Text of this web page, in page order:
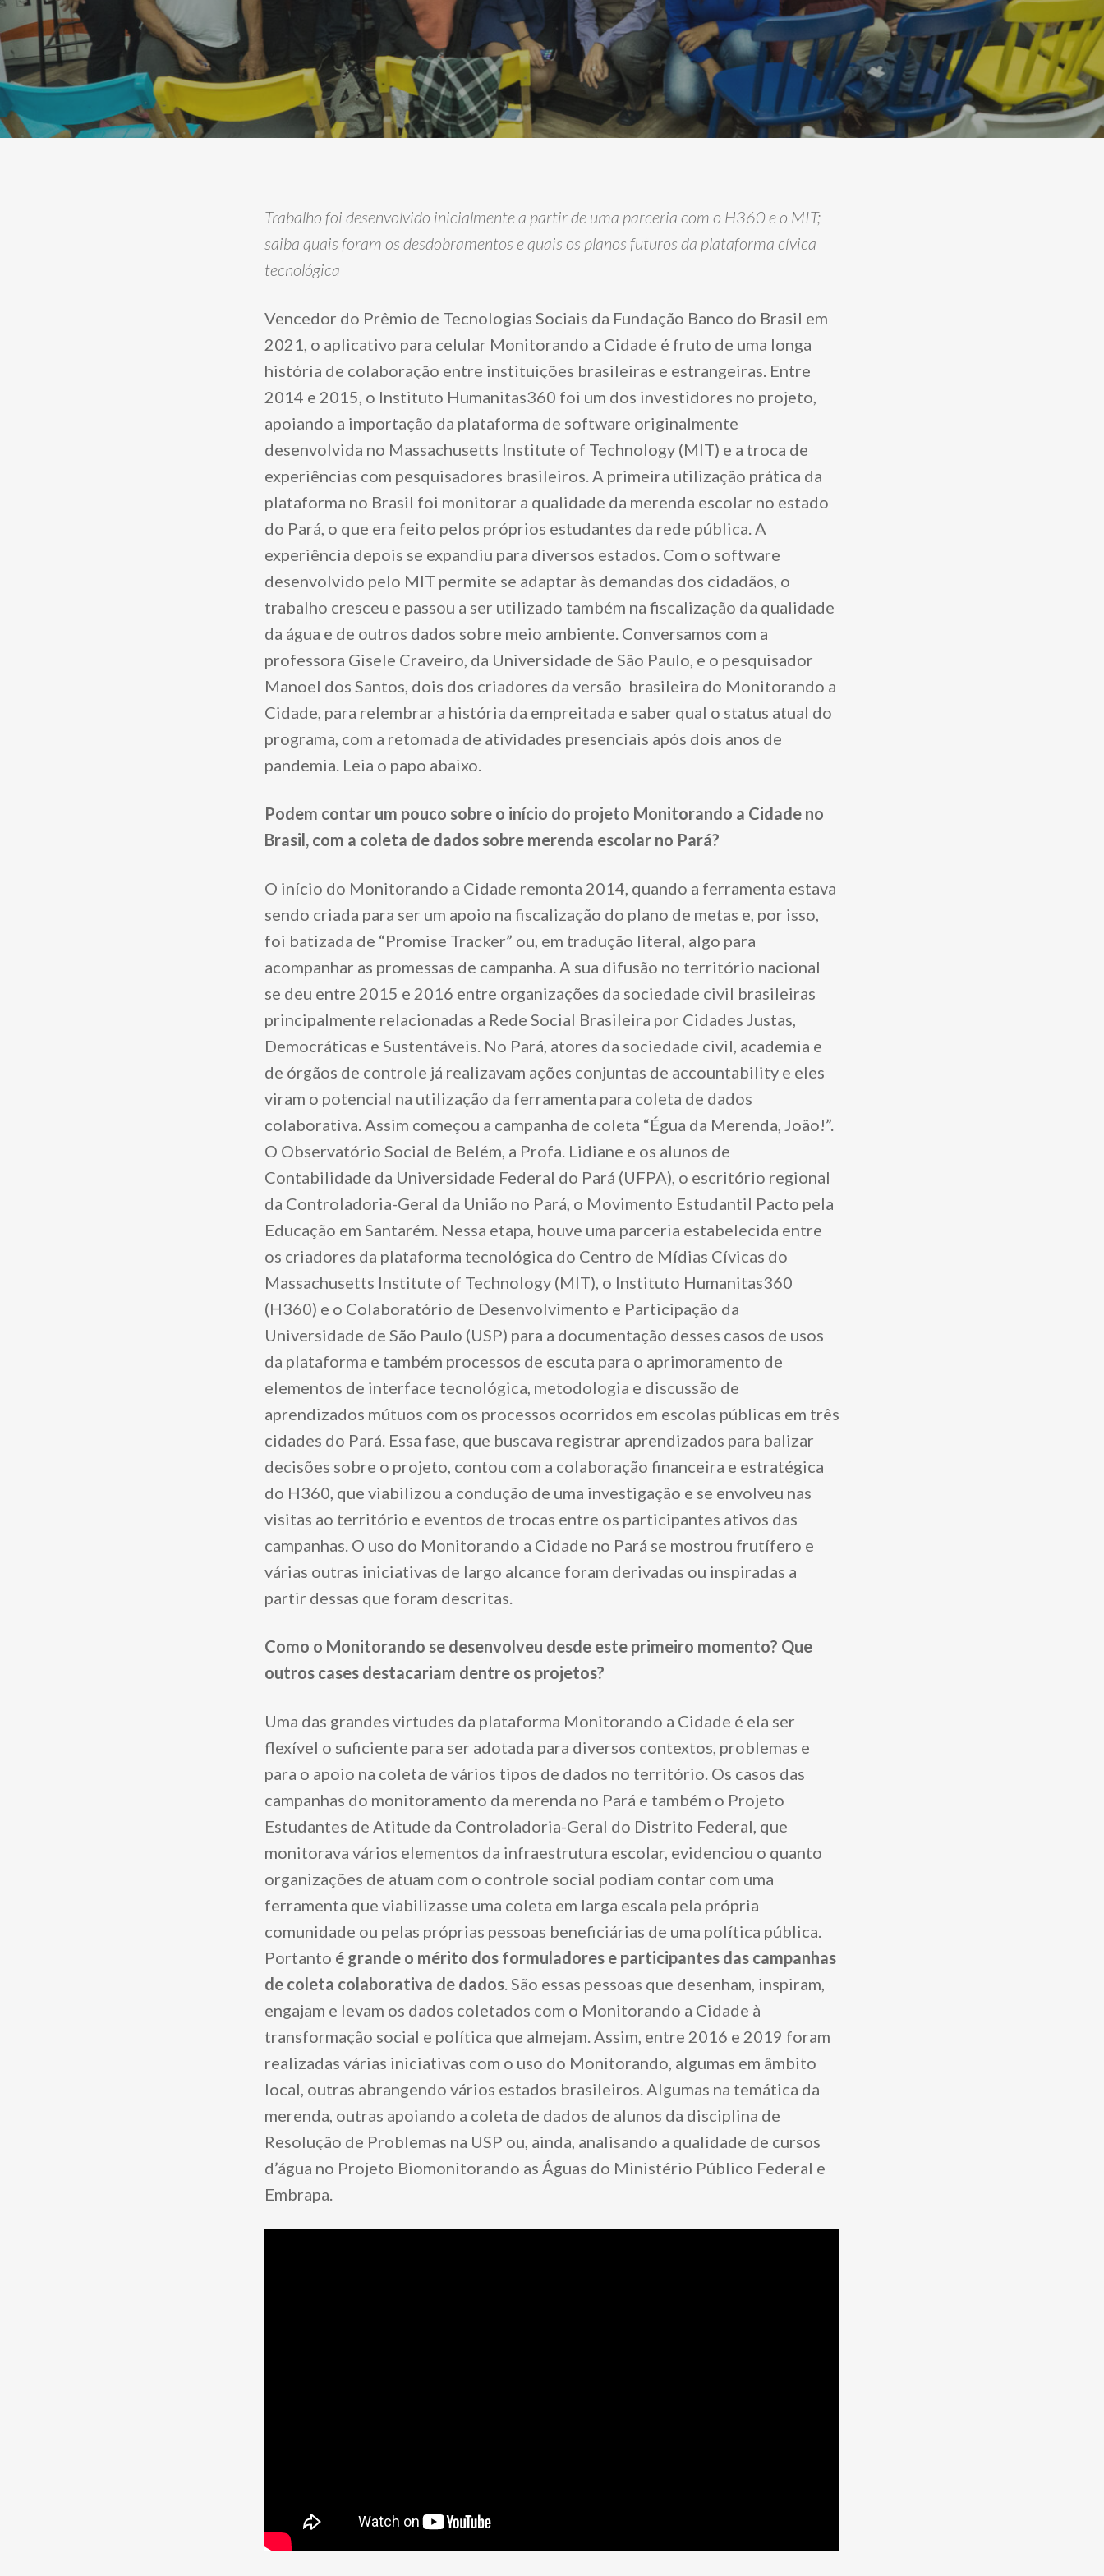
Trabalho foi desenvolvido inicialmente a partir de uma parceria com o H360 e o MIT;
saiba quais foram os desdobramentos e quais os planos futuros da plataforma cívica
tecnológica
Vencedor do Prêmio de Tecnologias Sociais da Fundação Banco do Brasil em
2021, o aplicativo para celular Monitorando a Cidade é fruto de uma longa
história de colaboração entre instituições brasileiras e estrangeiras. Entre
2014 e 2015, o Instituto Humanitas360 foi um dos investidores no projeto,
apoiando a importação da plataforma de software originalmente
desenvolvida no Massachusetts Institute of Technology (MIT) e a troca de
experiências com pesquisadores brasileiros. A primeira utilização prática da
plataforma no Brasil foi monitorar a qualidade da merenda escolar no estado
do Pará, o que era feito pelos próprios estudantes da rede pública. A
experiência depois se expandiu para diversos estados. Com o software
desenvolvido pelo MIT permite se adaptar às demandas dos cidadãos, o
trabalho cresceu e passou a ser utilizado também na fiscalização da qualidade
da água e de outros dados sobre meio ambiente. Conversamos com a
professora Gisele Craveiro, da Universidade de São Paulo, e o pesquisador
Manoel dos Santos, dois dos criadores da versão brasileira do Monitorando a
Cidade, para relembrar a história da empreitada e saber qual o status atual do
programa, com a retomada de atividades presenciais após dois anos de
pandemia. Leia o papo abaixo.
Podem contar um pouco sobre o início do projeto Monitorando a Cidade no
Brasil, com a coleta de dados sobre merenda escolar no Pará?
O início do Monitorando a Cidade remonta 2014, quando a ferramenta estava
sendo criada para ser um apoio na fiscalização do plano de metas e, por isso,
foi batizada de “Promise Tracker” ou, em tradução literal, algo para
acompanhar as promessas de campanha. A sua difusão no território nacional
se deu entre 2015 e 2016 entre organizações da sociedade civil brasileiras
principalmente relacionadas a Rede Social Brasileira por Cidades Justas,
Democráticas e Sustentáveis. No Pará, atores da sociedade civil, academia e
de órgãos de controle já realizavam ações conjuntas de accountability e eles
viram o potencial na utilização da ferramenta para coleta de dados
colaborativa. Assim começou a campanha de coleta “Égua da Merenda, João!”.
O Observatório Social de Belém, a Profa. Lidiane e os alunos de
Contabilidade da Universidade Federal do Pará (UFPA), o escritório regional
da Controladoria-Geral da União no Pará, o Movimento Estudantil Pacto pela
Educação em Santarém. Nessa etapa, houve uma parceria estabelecida entre
os criadores da plataforma tecnológica do Centro de Mídias Cívicas do
Massachusetts Institute of Technology (MIT), o Instituto Humanitas360
(H360) e o Colaboratório de Desenvolvimento e Participação da
Universidade de São Paulo (USP) para a documentação desses casos de usos
da plataforma e também processos de escuta para o aprimoramento de
elementos de interface tecnológica, metodologia e discussão de
aprendizados mútuos com os processos ocorridos em escolas públicas em três
cidades do Pará. Essa fase, que buscava registrar aprendizados para balizar
decisões sobre o projeto, contou com a colaboração financeira e estratégica
do H360, que viabilizou a condução de uma investigação e se envolveu nas
visitas ao território e eventos de trocas entre os participantes ativos das
campanhas. O uso do Monitorando a Cidade no Pará se mostrou frutífero e
várias outras iniciativas de largo alcance foram derivadas ou inspiradas a
partir dessas que foram descritas.
Como o Monitorando se desenvolveu desde este primeiro momento? Que
outros cases destacariam dentre os projetos?
Uma das grandes virtudes da plataforma Monitorando a Cidade é ela ser
flexível o suficiente para ser adotada para diversos contextos, problemas e
para o apoio na coleta de vários tipos de dados no território. Os casos das
campanhas do monitoramento da merenda no Pará e também o Projeto
Estudantes de Atitude da Controladoria-Geral do Distrito Federal, que
monitorava vários elementos da infraestrutura escolar, evidenciou o quanto
organizações de atuam com o controle social podiam contar com uma
ferramenta que viabilizasse uma coleta em larga escala pela própria
comunidade ou pelas próprias pessoas beneficiárias de uma política pública.
Portanto é grande o mérito dos formuladores e participantes das campanhas
de coleta colaborativa de dados. São essas pessoas que desenham, inspiram,
engajam e levam os dados coletados com o Monitorando a Cidade à
transformação social e política que almejam. Assim, entre 2016 e 2019 foram
realizadas várias iniciativas com o uso do Monitorando, algumas em âmbito
local, outras abrangendo vários estados brasileiros. Algumas na temática da
merenda, outras apoiando a coleta de dados de alunos da disciplina de
Resolução de Problemas na USP ou, ainda, analisando a qualidade de cursos
d’água no Projeto Biomonitorando as Águas do Ministério Público Federal e
Embrapa.